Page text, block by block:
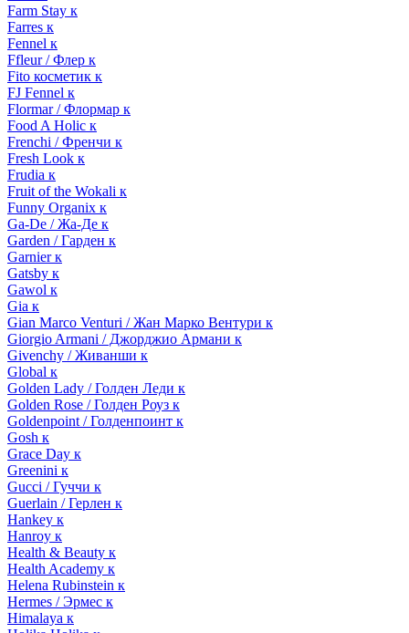
Farm Stay к
Farres к
Fennel к
Ffleur / Флер к
Fito косметик к
FJ Fennel к
Flormar / Флормар к
Food A Holic к
Frenchi / Френчи к
Fresh Look к
Frudia к
Fruit of the Wokali к
Funny Organix к
Ga-De / Жа-Де к
Garden / Гарден к
Garnier к
Gatsby к
Gawol к
Gia к
Gian Marco Venturi / Жан Марко Вентури к
Giorgio Armani / Джорджио Армани к
Givenchy / Живанши к
Global к
Golden Lady / Голден Леди к
Golden Rose / Голден Роуз к
Goldenpoint / Голденпоинт к
Gosh к
Grace Day к
Greenini к
Gucci / Гуччи к
Guerlain / Герлен к
Hankey к
Hanroy к
Health & Beauty к
Health Academy к
Helena Rubinstein к
Hermes / Эрмес к
Himalaya к